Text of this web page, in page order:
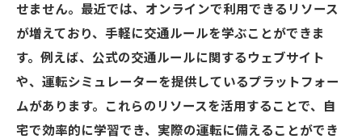
運転に必要な精神的準備とは
効果的なペーパードライバー克服の方法
学習の動機を高める方法
一発試験に備えるための交通ルール徹底攻略法
一発試験の流れと注意点
せません。最近では、オンラインで利用できるリソース
が増えており、手軽に交通ルールを学ぶことができま
す。例えば、公式の交通ルールに関するウェブサイト
や、運転シミュレーターを提供しているプラットフォー
ムがあります。これらのリソースを活用することで、自
宅で効率的に学習でき、実際の運転に備えることができ